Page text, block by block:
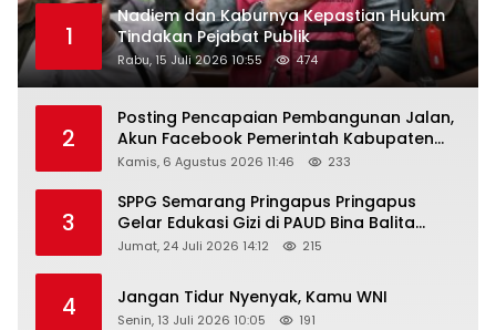
1
Nadiem dan Kaburnya Kepastian Hukum
Tindakan Pejabat Publik
Rabu, 15 Juli 2026 10:55 474
2
Posting Pencapaian Pembangunan Jalan,
Akun Facebook Pemerintah Kabupaten
Rembang “Dirujak” Warganet
Kamis, 6 Agustus 2026 11:46 233
3
SPPG Semarang Pringapus Pringapus
Gelar Edukasi Gizi di PAUD Bina Balita
Peringati Hari Anak Nasional 2026
Jumat, 24 Juli 2026 14:12 215
4 Jangan Tidur Nyenyak, Kamu WNI
Senin, 13 Juli 2026 10:05 191